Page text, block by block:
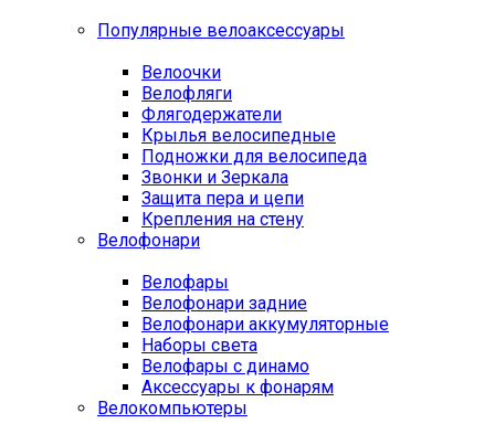
Популярные велоаксессуары
Велоочки
Велофляги
Флягодержатели
Крылья велосипедные
Подножки для велосипеда
Звонки и Зеркала
Защита пера и цепи
Крепления на стену
Велофонари
Велофары
Велофонари задние
Велофонари аккумуляторные
Наборы света
Велофары с динамо
Аксессуары к фонарям
Велокомпьютеры